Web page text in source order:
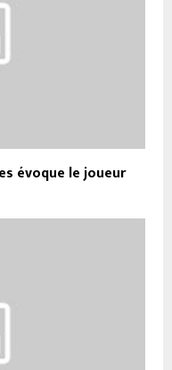
évoque le joueur